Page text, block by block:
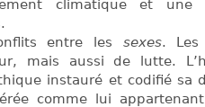
climatique et une
entre les sexes. Les
mais aussi de lutte.
instauré et codifié sa
comme lui